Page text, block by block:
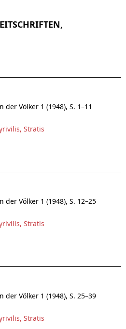
der Völker 1 (1948), S. 1–11
Stratis
der Völker 1 (1948), S. 12–25
Stratis
der Völker 1 (1948), S. 25–39
Stratis